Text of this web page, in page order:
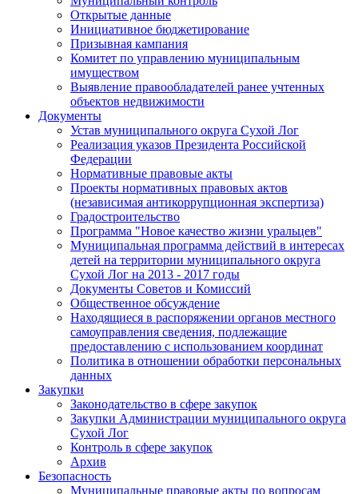
Открытые данные
Инициативное бюджетирование
Призывная кампания
Комитет по управлению муниципальным
имуществом
Выявление правообладателей ранее учтенных
объектов недвижимости
Документы
Устав муниципального округа Сухой Лог
Реализация указов Президента Российской
Федерации
Нормативные правовые акты
Проекты нормативных правовых актов
(независимая антикоррупционная экспертиза)
Градостроительство
Программа "Новое качество жизни уральцев"
Муниципальная программа действий в интересах
детей на территории муниципального округа
Сухой Лог на 2013 - 2017 годы
Документы Советов и Комиссий
Общественное обсуждение
Находящиеся в распоряжении органов местного
самоуправления сведения, подлежащие
предоставлению с использованием координат
Политика в отношении обработки персональных
данных
Закупки
Законодательство в сфере закупок
Закупки Администрации муниципального округа
Сухой Лог
Контроль в сфере закупок
Архив
Безопасность
Муниципальные правовые акты по вопросам